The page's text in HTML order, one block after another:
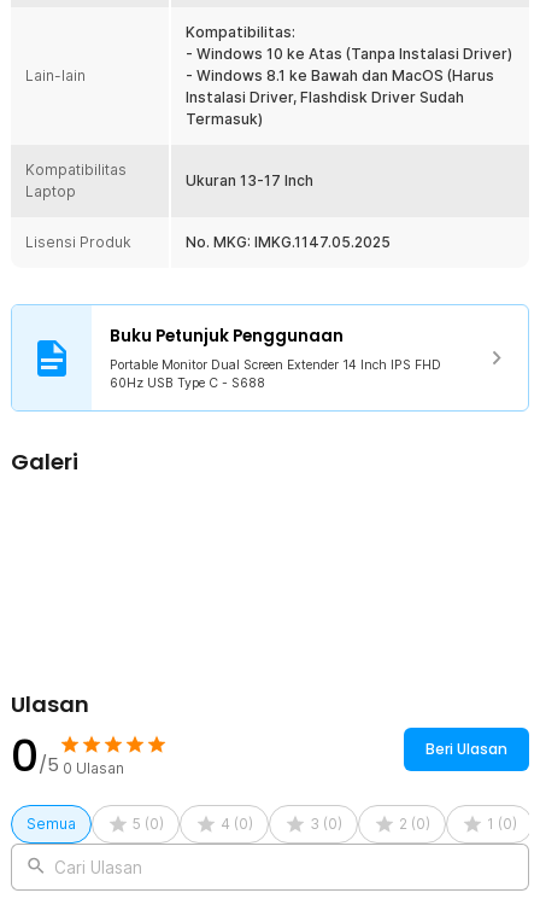
1 x Portable Monitor Dual Screen Extender 14 Inch IPS FHD 60Hz
USB Type C - S688
1 x Kabel Dual USB Type A to USB Type C
1 x Kabel USB Type C to USB Type C
1 x Panduan Penggunaan
Lain-lain
Kompatibilitas:
- Windows 10 ke Atas (Tanpa Instalasi Driver)
- Windows 8.1 ke Bawah dan MacOS (Harus
Instalasi Driver, Flashdisk Driver Sudah
Termasuk)
Kompatibilitas
Laptop
Ukuran 13-17 Inch
Lisensi Produk No. MKG: IMKG.1147.05.2025
Buku Petunjuk Penggunaan
Portable Monitor Dual Screen Extender 14 Inch IPS FHD
60Hz USB Type C - S688
Galeri
Ulasan
0/5 0 Ulasan
Beri Ulasan
Semua 5 (0) 4 (0) 3 (0) 2 (0) 1 (0)
Cari Ulasan